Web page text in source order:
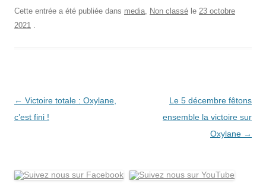
Cette entrée a été publiée dans media, Non classé le 23 octobre
2021 .
Navigation
des
← Victoire totale : Oxylane,
c’est fini !
Le 5 décembre fêtons
ensemble la victoire sur
Oxylane →